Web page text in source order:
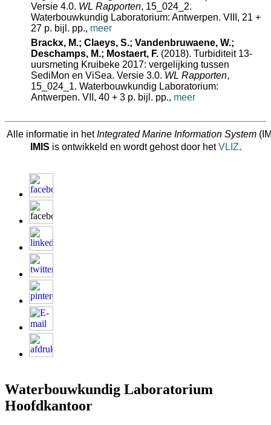
Versie 4.0. WL Rapporten, 15_024_2.
Waterbouwkundig Laboratorium: Antwerpen. VIII, 21 +
27 p. bijl. pp., meer
Brackx, M.; Claeys, S.; Vandenbruwaene, W.;
Deschamps, M.; Mostaert, F. (2018). Turbiditeit 13‐
uursmeting Kruibeke 2017: vergelijking tussen
SediMon en ViSea. Versie 3.0. WL Rapporten,
15_024_1. Waterbouwkundig Laboratorium:
Antwerpen. VII, 40 + 3 p. bijl. pp., meer
Alle informatie in hetIntegrated Marine Information System
IMIS is ontwikkeld en wordt gehost door hetVLIZ.
Waterbouwkundig Laboratorium
Hoofdkantoor